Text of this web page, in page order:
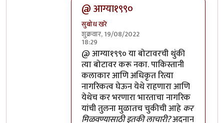
@ आग्या१९९०
सुबोध खरे
शुक्रवार, 19/08/2022
18:29
In reply toकर तर येथील कलाकारही भरतात.
@ आग्या१९९० या बोटावरची थुंकी
त्या बोटावर करू नका. पाकिस्तानी
कलाकार आणि अधिकृत रित्या
नागरिकत्व घेऊन येथे राहणारा आणि
येथेच कर भरणारा भारताचा नागरिक
यांची तुलना मुळातच चुकीची आहेकर
मिळवण्यासाठी इतकी लाचारी?अदनान